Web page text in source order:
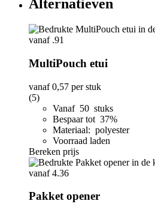
Alternatieven
MultiPouch etui
vanaf0,57 per stuk
(5)
Vanaf 50 stuks
Bespaar tot 37%
Materiaal: polyester
Voorraad laden
Bereken prijs
Pakket opener